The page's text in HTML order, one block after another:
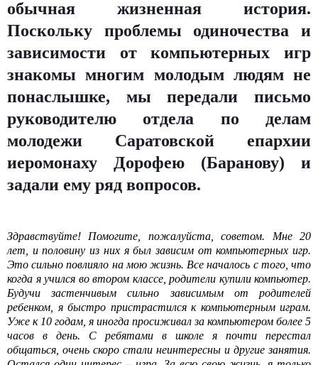
обычная жизненная история.
Поскольку проблемы одиночества и
зависимости от компьютерных игр
знакомы многим молодым людям не
понаслышке, мы передали письмо
руководителю отдела по делам
молодежи Саратовской епархии
иеромонаху Дорофею (Баранову) и
задали ему ряд вопросов.
Здравствуйте! Помогите, пожалуйста, советом. Мне 20
лет, и половину из них я был зависим от компьютерных игр.
Это сильно повлияло на мою жизнь. Все началось с того, что
когда я учился во втором классе, родители купили компьютер.
Будучи застенчивым сильно зависимым от родителей
ребенком, я быстро пристрастился к компьютерным играм.
Уже к 10 годам, я иногда просиживал за компьютером более 5
часов в день. С ребятами в школе я почти перестал
общаться, очень скоро стали неинтересны и другие занятия.